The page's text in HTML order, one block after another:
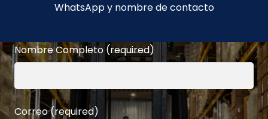
WhatsApp y nombre de contacto
Nombre Completo (required)
Correo (required)